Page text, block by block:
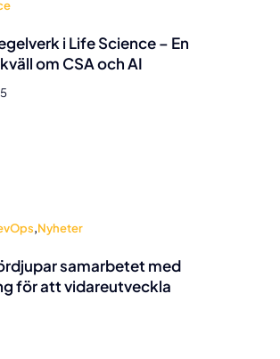
i Life Science – En
om CSA och AI
,Nyheter
samarbetet med
för att vidareutveckla